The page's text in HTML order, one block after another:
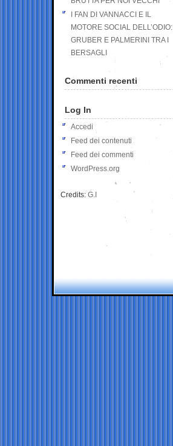
I FAN DI VANNACCI E IL
MOTORE SOCIAL DELL’ODIO:
GRUBER E PALMERINI TRA I
BERSAGLI
Commenti recenti
Log In
Accedi
Feed dei contenuti
Feed dei commenti
WordPress.org
Credits: G.I